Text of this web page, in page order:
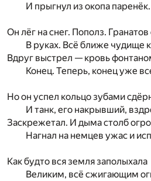
И прыгнул из окопа паренёк.
Он лёг на снег. Пополз. Гранатов
В руках. Всё ближе чудище
Вдруг выстрел — кровь
Конец. Теперь, конец уже
Но он успел кольцо зубами
И танк, его накрывший,
Заскрежетал. И дыма столб
Нагнал на немцев ужас и
Как будто вся земля заполыхала
Великим, всё сжигающим